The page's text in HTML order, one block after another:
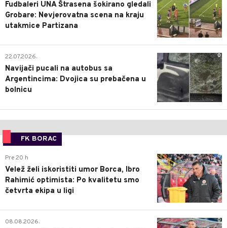
Fudbaleri UNA Štrasena šokirano gledali
Grobare: Nevjerovatna scena na kraju
utakmice Partizana
0
22.07.2026.
Navijači pucali na autobus sa
Argentincima: Dvojica su prebačena u
bolnicu
FK BORAC
0
Pre 20 h
Velež želi iskoristiti umor Borca, Ibro
Rahimić optimista: Po kvalitetu smo
četvrta ekipa u ligi
0
08.08.2026.